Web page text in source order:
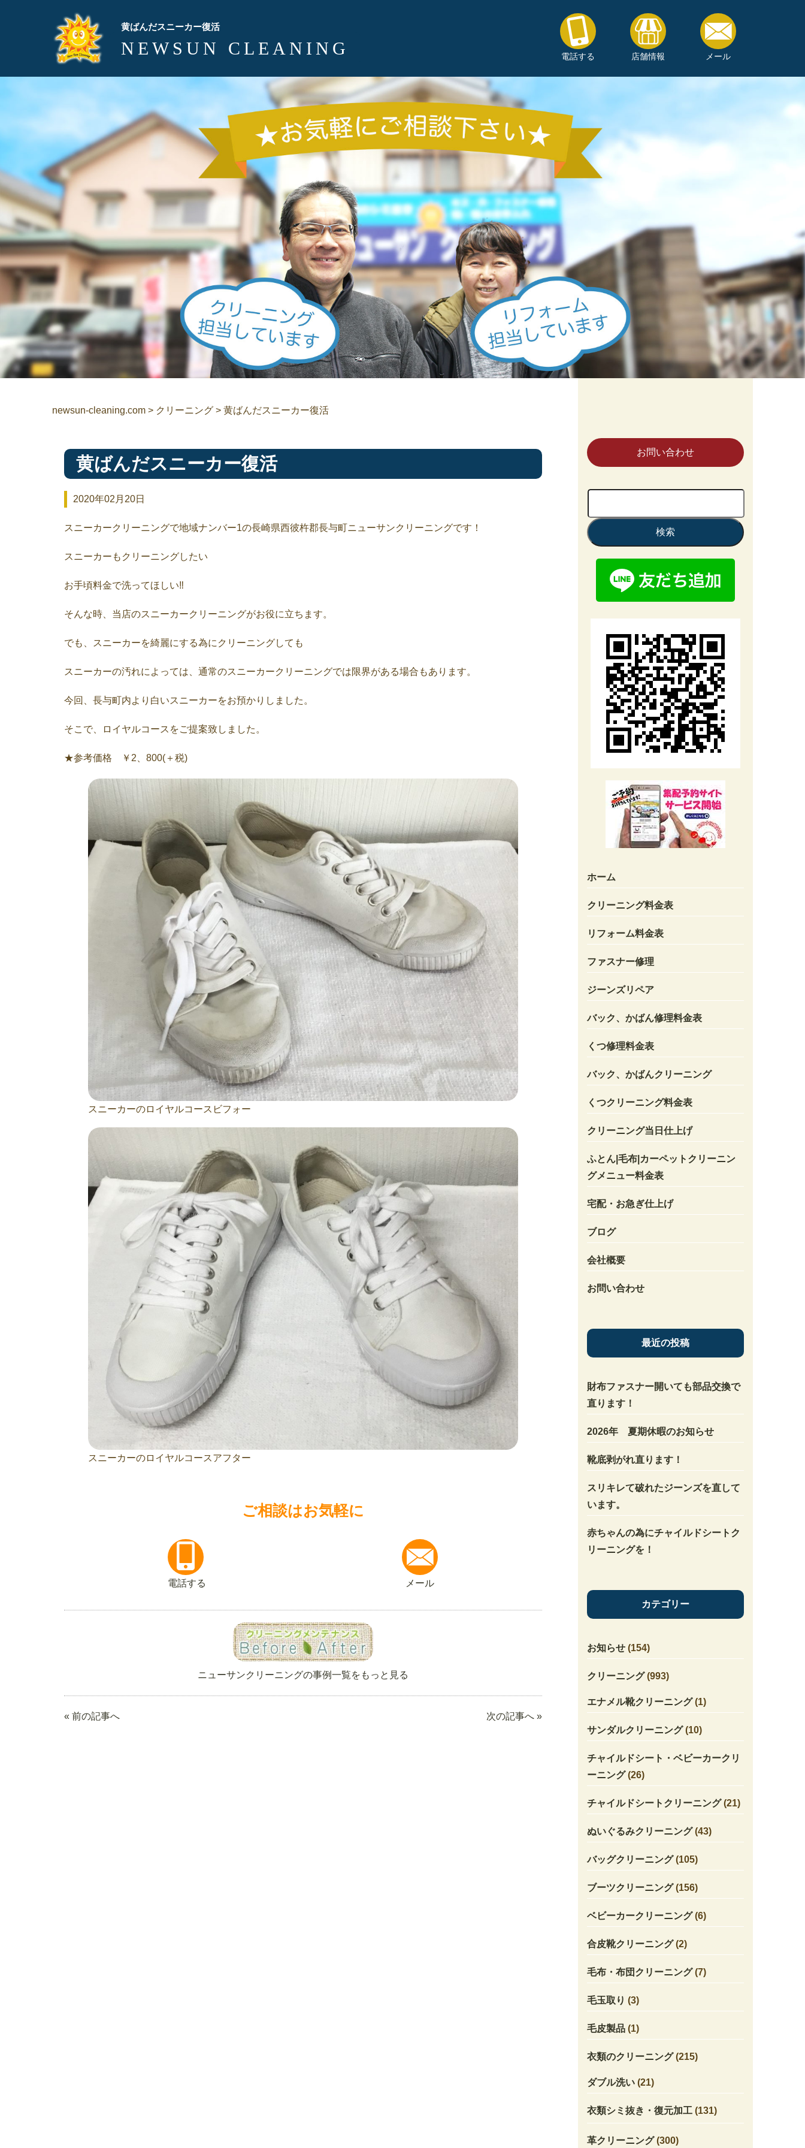
黄ばんだスニーカー復活
NEWSUN CLEANING 電話する 店舗情報 メール
お問い合わせ
索:
ホーム
クリーニング料金表
リフォーム料金表
ファスナー修理
ジーンズリペア
バック、かばん修理料金表
くつ修理料金表
バック、かばんクリーニング
くつクリーニング料金表
クリーニング当日仕上げ
ふとん|毛布|カーペットクリーニン
グメニュー料金表
宅配・お急ぎ仕上げ
ブログ
会社概要
お問い合わせ
最近の投稿
財布ファスナー開いても部品交換で
直ります！
2026年 夏期休暇のお知らせ
靴底剥がれ直ります！
スリキレて破れたジーンズを直して
います。
赤ちゃんの為にチャイルドシートク
リーニングを！
カテゴリー
お知らせ(154)
クリーニング(993)
エナメル靴クリーニング(1)
サンダルクリーニング(10)
チャイルドシート・ベビーカークリ
ーニング(26)
チャイルドシートクリーニング(21)
ぬいぐるみクリーニング(43)
バッグクリーニング(105)
ブーツクリーニング(156)
ベビーカークリーニング(6)
合皮靴クリーニング(2)
毛布・布団クリーニング(7)
毛玉取り (3)
毛皮製品(1)
衣類のクリーニング(215)
ダブル洗い(21)
衣類シミ抜き・復元加工(131)
革クリーニング(300)
newsun-cleaning.com > クリーニング > 黄ばんだスニーカー復活
黄ばんだスニーカー復活
2020年02月20日
スニーカークリーニングで地域ナンバー1の長崎県西彼杵郡長与町ニューサンクリーニングです！
スニーカーもクリーニングしたい
お手頃料金で洗ってほしい‼︎
そんな時、当店のスニーカークリーニングがお役に立ちます。
でも、スニーカーを綺麗にする為にクリーニングしても
スニーカーの汚れによっては、通常のスニーカークリーニングでは限界がある場合もあります。
今回、長与町内より白いスニーカーをお預かりしました。
そこで、ロイヤルコースをご提案致しました。
★参考価格 ￥2、800(＋税)
スニーカーのロイヤルコースビフォー
スニーカーのロイヤルコースアフター
ご相談はお気軽に
電話する メール
ニューサンクリーニングの事例一覧をもっと見る
« 前の記事へ 次の記事へ »